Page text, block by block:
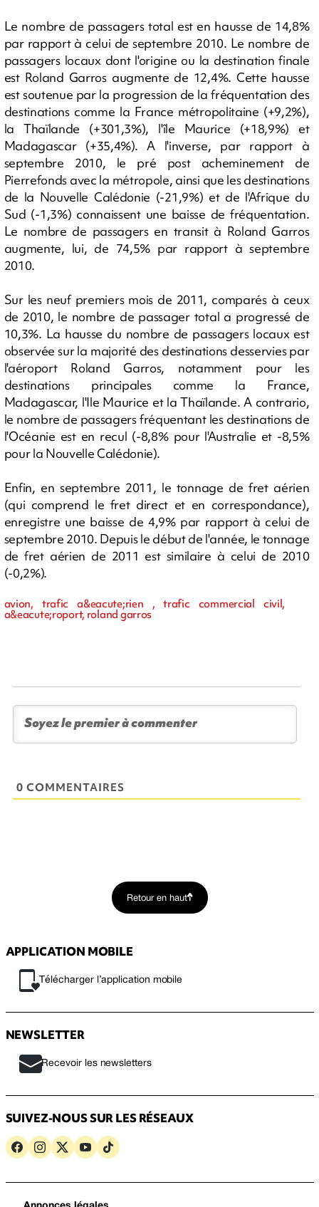
Le nombre de passagers total est en hausse de 14,8%
par rapport à celui de septembre 2010. Le nombre de
passagers locaux dont l'origine ou la destination finale
est Roland Garros augmente de 12,4%. Cette hausse
est soutenue par la progression de la fréquentation des
destinations comme la France métropolitaine (+9,2%),
la Thaïlande (+301,3%), l'île Maurice (+18,9%) et
Madagascar (+35,4%). A l'inverse, par rapport à
septembre 2010, le pré post acheminement de
Pierrefonds avec la métropole, ainsi que les destinations
de la Nouvelle Calédonie (-21,9%) et de l'Afrique du
Sud (-1,3%) connaissent une baisse de fréquentation.
Le nombre de passagers en transit à Roland Garros
augmente, lui, de 74,5% par rapport à septembre
2010.
Sur les neuf premiers mois de 2011, comparés à ceux
de 2010, le nombre de passager total a progressé de
10,3%. La hausse du nombre de passagers locaux est
observée sur la majorité des destinations desservies par
l'aéroport Roland Garros, notamment pour les
destinations principales comme la France,
Madagascar, l'Ile Maurice et la Thaïlande. A contrario,
le nombre de passagers fréquentant les destinations de
l'Océanie est en recul (-8,8% pour l'Australie et -8,5%
pour la Nouvelle Calédonie).
Enfin, en septembre 2011, le tonnage de fret aérien
(qui comprend le fret direct et en correspondance),
enregistre une baisse de 4,9% par rapport à celui de
septembre 2010. Depuis le début de l'année, le tonnage
de fret aérien de 2011 est similaire à celui de 2010
(-0,2%).
avion, trafic a&eacute;rien , trafic commercial civil,
a&eacute;roport, roland garros
0 COMMENTAIRES
Retour en haut
APPLICATION MOBILE
Télécharger l’application mobile
NEWSLETTER
Recevoir les newsletters
SUIVEZ-NOUS SUR LES RÉSEAUX